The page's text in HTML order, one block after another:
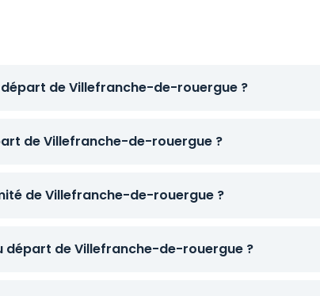
de Villefranche-de-rouergue ?
de Villefranche-de-rouergue ?
de Villefranche-de-rouergue ?
de Villefranche-de-rouergue ?